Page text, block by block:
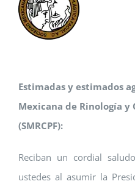
Estimadas y estimados
Mexicana de Rinología y
(SMRCPF):
Reciban un cordial
ustedes al asumir la